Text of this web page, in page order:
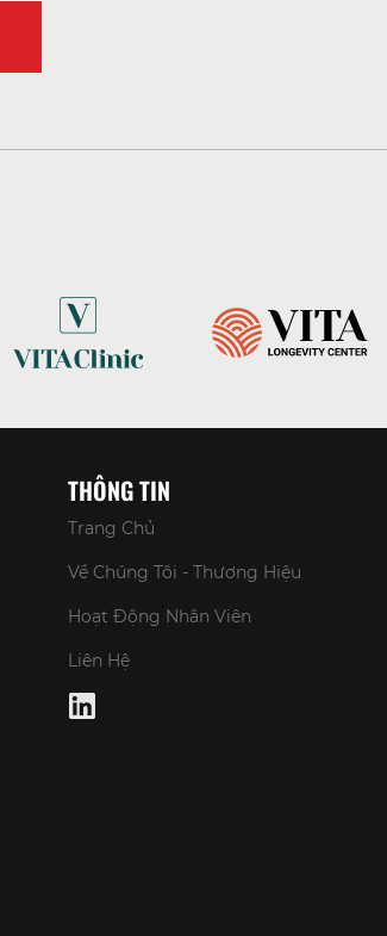
THÔNG TIN
Trang Chủ
Về Chúng Tôi - Thương Hiệu
Hoạt Động Nhân Viên
Liên Hệ